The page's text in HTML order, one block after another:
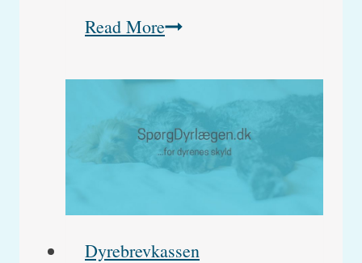
Read MoreParacetamolforgiftning
Pamol,
Pinex
oa.)
Dyrebrevkassen